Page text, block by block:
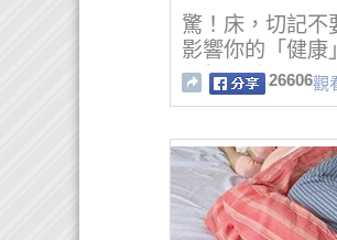
驚！床，切記不
影響你的「健康
以很嚴重！26606觀